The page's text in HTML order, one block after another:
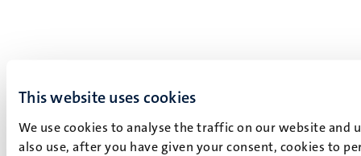
This website uses cookies
We use cookies to analyse the traffic on our website and
also use, after you have given your consent, cookies to